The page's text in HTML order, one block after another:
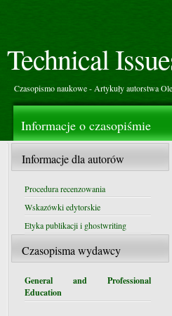
Technical
Czasopismo naukowe - Artykuły autorstwa
Informacje o czasopiśmie
Informacje dla autorów
Procedura recenzowania
Wskazówki edytorskie
Etyka publikacji i ghostwriting
Czasopisma wydawcy
General and Professional
Education